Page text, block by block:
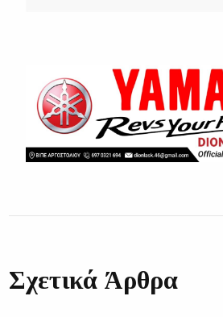
Σχετικά Άρθρα